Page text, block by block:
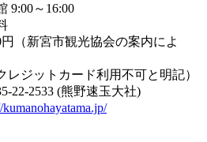
9:00～16:00
（新宮市観光協会の案内によ
レジットカード利用不可と明記）
22-2533 (熊野速玉大社)
kumanohayatama.jp/